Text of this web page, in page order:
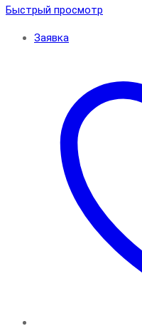
Быстрый просмотр
Заявка